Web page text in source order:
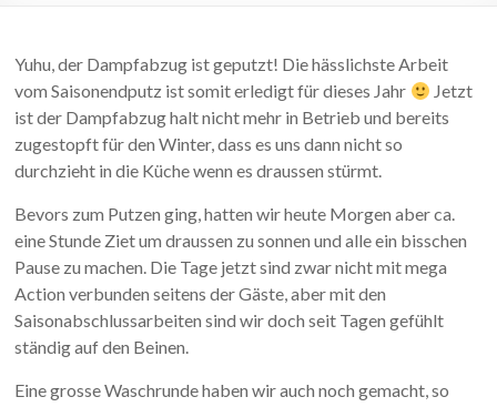
Yuhu, der Dampfabzug ist geputzt! Die hässlichste Arbeit
vom Saisonendputz ist somit erledigt für dieses Jahr
Jetzt
ist der Dampfabzug halt nicht mehr in Betrieb und bereits
zugestopft für den Winter, dass es uns dann nicht so
durchzieht in die Küche wenn es draussen stürmt.
Bevors zum Putzen ging, hatten wir heute Morgen aber ca.
eine Stunde Ziet um draussen zu sonnen und alle ein bisschen
Pause zu machen. Die Tage jetzt sind zwar nicht mit mega
Action verbunden seitens der Gäste, aber mit den
Saisonabschlussarbeiten sind wir doch seit Tagen gefühlt
ständig auf den Beinen.
Eine grosse Waschrunde haben wir auch noch gemacht, so